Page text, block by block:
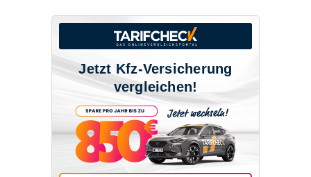
Jetzt Kfz-Versicherung
vergleichen!